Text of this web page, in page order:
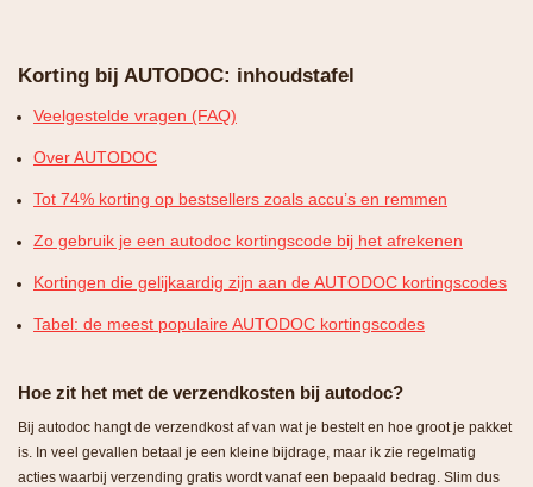
Korting bij AUTODOC: inhoudstafel
Veelgestelde vragen (FAQ)
Over AUTODOC
Tot 74% korting op bestsellers zoals accu’s en remmen
Zo gebruik je een autodoc kortingscode bij het afrekenen
Kortingen die gelijkaardig zijn aan de AUTODOC kortingscodes
Tabel: de meest populaire AUTODOC kortingscodes
Hoe zit het met de verzendkosten bij autodoc?
Bij autodoc hangt de verzendkost af van wat je bestelt en hoe groot je pakket
is. In veel gevallen betaal je een kleine bijdrage, maar ik zie regelmatig
acties waarbij verzending gratis wordt vanaf een bepaald bedrag. Slim dus